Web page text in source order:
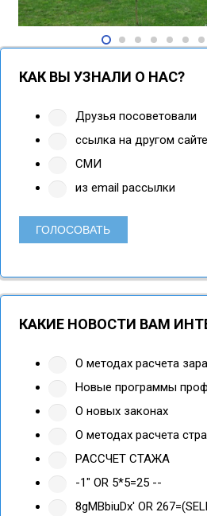
КАК ВЫ УЗНАЛИ О НАС?
Друзья посоветовали
ссылка на другом сайте
СМИ
из email рассылки
КАКИЕ НОВОСТИ ВАМ
О методах расчета
Новые программы
О новых законах
О методах расчета
РАССЧЕТ СТАЖА
-1" OR 5*5=25 --
8gMBbiuDx' OR